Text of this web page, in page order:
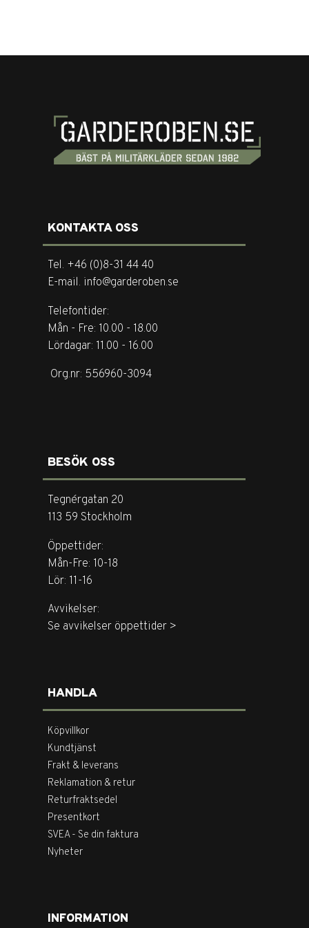
KONTAKTA OSS
Tel. +46 (0)8-31 44 40
E-mail. info@garderoben.se
Telefontider:
Mån - Fre: 10.00 - 18.00
Lördagar: 11.00 - 16.00
Org.nr: 556960-3094
BESÖK OSS
Tegnérgatan 20
113 59 Stockholm
Öppettider:
Mån-Fre: 10-18
Lör: 11-16
Avvikelser:
Se avvikelser öppettider >
HANDLA
Köpvillkor
Kundtjänst
Frakt & leverans
Reklamation & retur
Returfraktsedel
Presentkort
SVEA - Se din faktura
Nyheter
INFORMATION